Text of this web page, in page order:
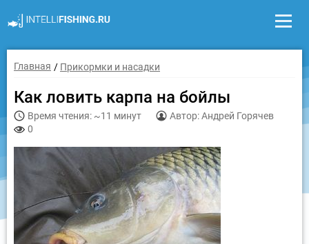
Главная Прикормки и насадки
Как ловить карпа на бойлы
Время чтения: ~11 минут
Автор: Андрей Горячев
0